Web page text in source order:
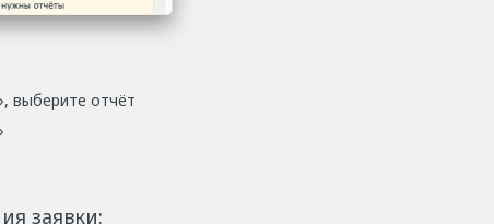
выберите отчёт
заявки: